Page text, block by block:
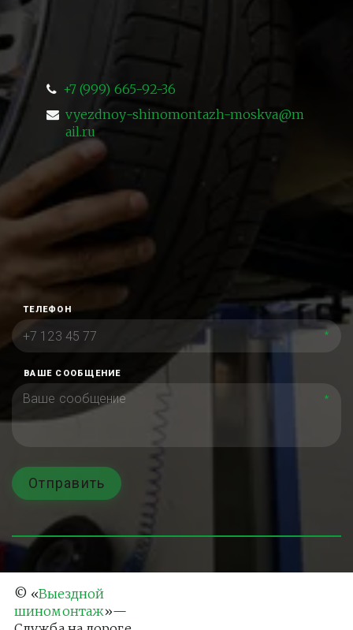
+7 (999) 665-92-36
vyezdnoy-shinomontazh-moskva@m
ail.ru
ТЕЛЕФОН
*
ВАШЕ СООБЩЕНИЕ
*
Отправить
© «Выездной
шиномонтаж»—